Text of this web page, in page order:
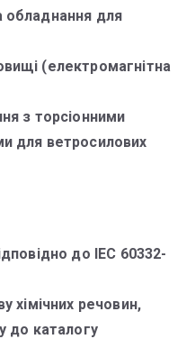
обладнання для
(електромагнітна
з торсіонними
для ветросилових
до IEC 60332-
хімічних речовин,
до каталогу